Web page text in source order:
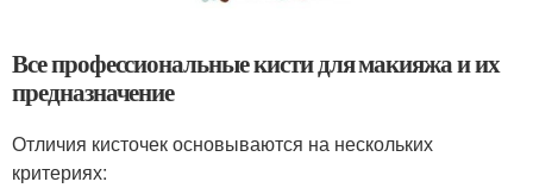
Все профессиональные кисти для макияжа и их
предназначение
Отличия кисточек основываются на нескольких
критериях: